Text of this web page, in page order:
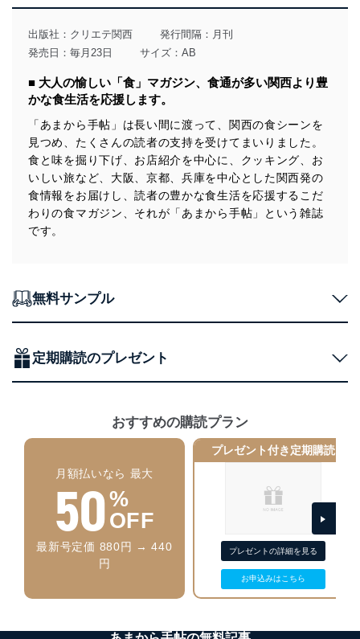
個人情報の安全管理措置
当社は、個人情報の正確性及び安全性を確保するため
に、下記セキュリティ対策をはじめとする安全対策を実
施し、個人情報の漏えい、滅失またはき損の防止及び是
正に努めます。
アクセス制御
個人データを取り扱うことのできる機器及び当該
機器を取り扱う従業者を明確化し、 個人データへ
の不要なアクセスを防止しています。
アクセス者の識別と認証
機器に標準装備されているユーザー制御機能（ユ
外部からの不正アクセス等の防止
システムを最新の状態に保持しています。
ソフトウェア等を導入し、自動更新 機能等の活用
メール等により個人データの含まれるファイルを
送信する場合に、当該ファイルへのパスワードを
個人情報保護マネジメントシステムの継続的改善
当社は、内部監査及びマネジメントレビューの機会を通
じて、個人情報保護マネジメントシステムを継続的に改
苦情及び相談受付け窓口
貴殿の個人情報及び当社の個人情報保護マネジメントシ
出版社： クリエテ関西
発行間隔：月刊
発売日：毎月23日
サイズ：AB
■ 大人の愉しい「食」マガジン、食通が多い関西より豊
かな食生活を応援します。
「あまから手帖」は長い間に渡って、関西の食シーンを
見つめ、たくさんの読者の支持を受けてまいりました。
食と味を掘り下げ、お店紹介を中心に、クッキング、お
いしい旅など、大阪、京都、兵庫を中心とした関西発の
食情報をお届けし、読者の豊かな食生活を応援するこだ
わりの食マガジン、それが「あまから手帖」という雑誌
です。
無料サンプル
定期購読のプレゼント
おすすめの購読プラン
月額払いなら 最大
50%
OFF
最新号定価 880円 → 440
円
プレゼント付き定期購読
プレゼントの詳細を見る
お申込みはこちら